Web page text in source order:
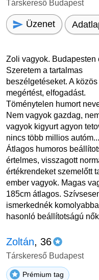
Társkereső Budapest
Üzenet
Zoli vagyok. Budapesten
Szeretem a tartalmas
beszélgetéseket. A közös
megértést, elfogadást.
Töménytelen humort
Nem vagyok gazdag,
vagyok kigyurt agyon
nincs több millios autóm...
Átlagos humoros
értelmes, visszagott
értékrendeket szemelőtt
ember vagyok. Magas
185cm átlagos.
ismerkednék
hasonló beállítotságú
Zoltán, 36
Társkereső Budapest
Prémium tag